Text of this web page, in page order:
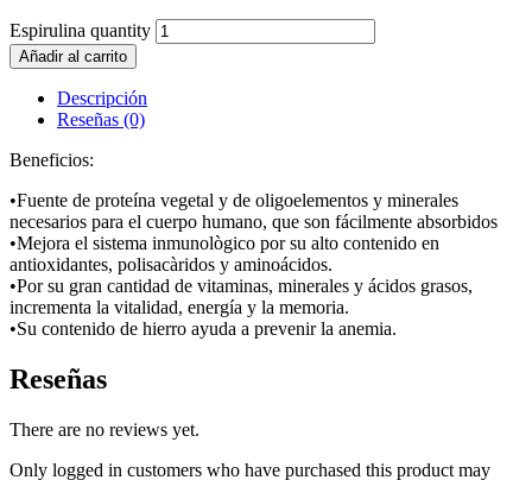
Espirulina quantity
Añadir al carrito
Descripción
Reseñas (0)
Beneficios:
•Fuente de proteína vegetal y de oligoelementos y minerales
necesarios para el cuerpo humano, que son fácilmente absorbidos
•Mejora el sistema inmunològico por su alto contenido en
antioxidantes, polisacàridos y aminoácidos.
•Por su gran cantidad de vitaminas, minerales y ácidos grasos,
incrementa la vitalidad, energía y la memoria.
•Su contenido de hierro ayuda a prevenir la anemia.
Reseñas
There are no reviews yet.
Only logged in customers who have purchased this product may